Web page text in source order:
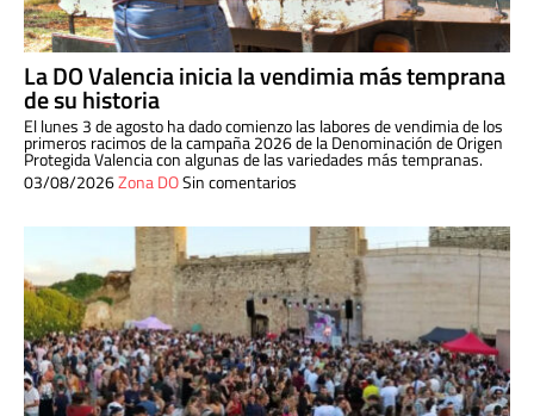
La DO Valencia inicia la vendimia más temprana
de su historia
El lunes 3 de agosto ha dado comienzo las labores de vendimia de los
primeros racimos de la campaña 2026 de la Denominación de Origen
Protegida Valencia con algunas de las variedades más tempranas.
03/08/2026Zona DOSin comentarios